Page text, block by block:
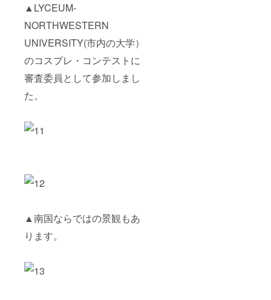
▲LYCEUM-
NORTHWESTERN
UNIVERSITY(市内の大学）
のコスプレ・コンテストに
審査委員として参加しまし
た。
▲南国ならではの景観もあ
ります。